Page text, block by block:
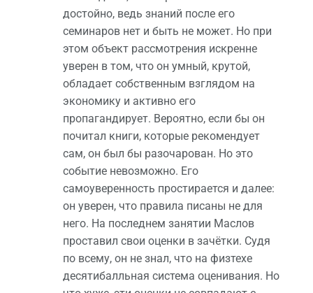
достойно, ведь знаний после его
семинаров нет и быть не может. Но при
этом объект рассмотрения искренне
уверен в том, что он умный, крутой,
обладает собственным взглядом на
экономику и активно его
пропагандирует. Вероятно, если бы он
почитал книги, которые рекомендует
сам, он был бы разочарован. Но это
событие невозможно. Его
самоуверенность простирается и далее:
он уверен, что правила писаны не для
него. На последнем занятии Маслов
проставил свои оценки в зачётки. Судя
по всему, он не знал, что на физтехе
десятибалльная система оценивания. Но